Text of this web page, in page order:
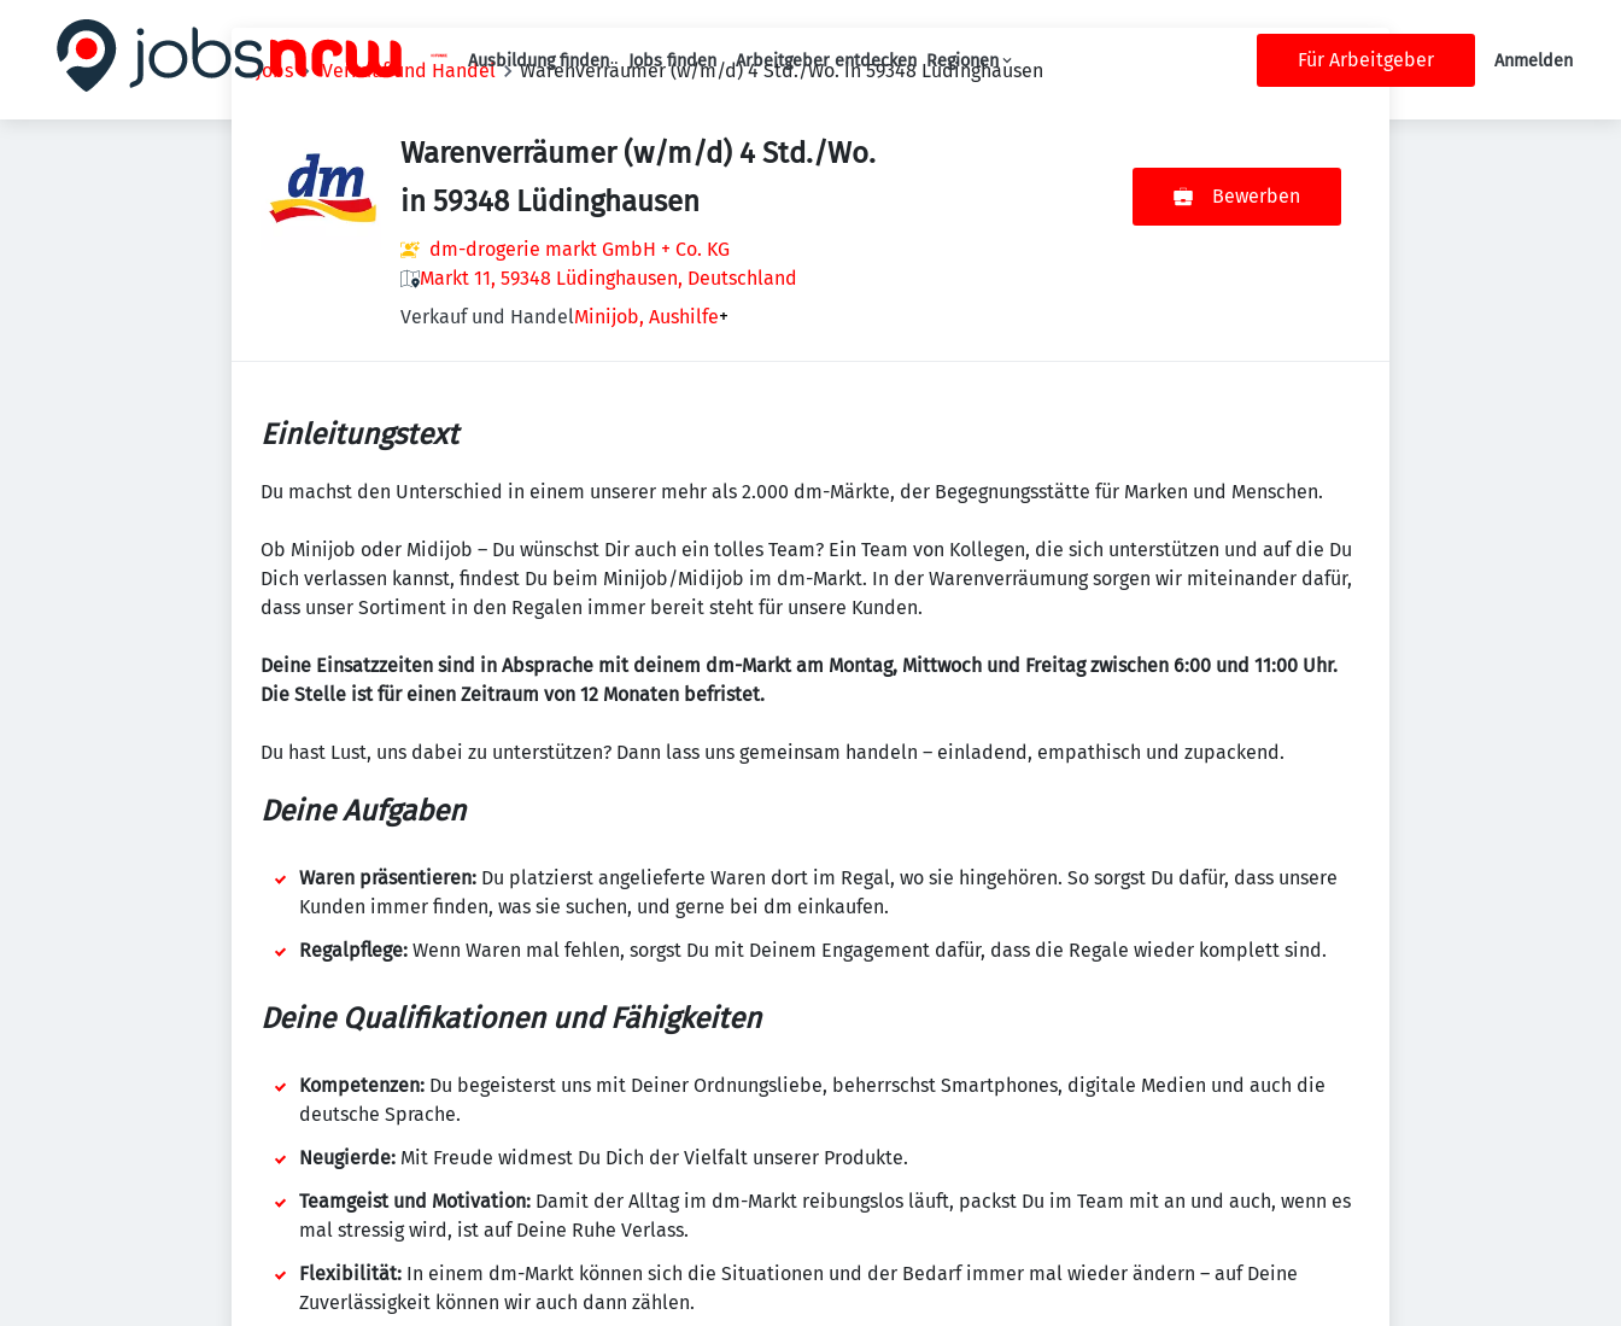
Haupt-Navigation
Ausbildung finden Jobs finden Arbeitgeber entdecken Regionen Für Arbeitgeber Anmelden
Jobs Verkauf und Handel Warenverräumer (w/m/d) 4 Std./Wo. in 59348 Lüdinghausen
Warenverräumer (w/m/d) 4 Std./Wo.
in 59348 Lüdinghausen
dm-drogerie markt GmbH + Co. KG
Markt 11, 59348 Lüdinghausen, Deutschland
Verkauf und HandelMinijob, Aushilfe+
Bewerben
Einleitungstext
Du machst den Unterschied in einem unserer mehr als 2.000 dm-Märkte, der Begegnungsstätte für Marken und Menschen.
Ob Minijob oder Midijob – Du wünschst Dir auch ein tolles Team? Ein Team von Kollegen, die sich unterstützen und auf die Du
Dich verlassen kannst, findest Du beim Minijob/Midijob im dm-Markt. In der Warenverräumung sorgen wir miteinander dafür,
dass unser Sortiment in den Regalen immer bereit steht für unsere Kunden.
Deine Einsatzzeiten sind in Absprache mit deinem dm-Markt am Montag, Mittwoch und Freitag zwischen 6:00 und 11:00 Uhr.
Die Stelle ist für einen Zeitraum von 12 Monaten befristet.
Du hast Lust, uns dabei zu unterstützen? Dann lass uns gemeinsam handeln – einladend, empathisch und zupackend.
Deine Aufgaben
Waren präsentieren: Du platzierst angelieferte Waren dort im Regal, wo sie hingehören. So sorgst Du dafür, dass unsere
Kunden immer finden, was sie suchen, und gerne bei dm einkaufen.
Regalpflege: Wenn Waren mal fehlen, sorgst Du mit Deinem Engagement dafür, dass die Regale wieder komplett sind.
Deine Qualifikationen und Fähigkeiten
Kompetenzen: Du begeisterst uns mit Deiner Ordnungsliebe, beherrschst Smartphones, digitale Medien und auch die
deutsche Sprache.
Neugierde: Mit Freude widmest Du Dich der Vielfalt unserer Produkte.
Teamgeist und Motivation: Damit der Alltag im dm-Markt reibungslos läuft, packst Du im Team mit an und auch, wenn es
mal stressig wird, ist auf Deine Ruhe Verlass.
Flexibilität: In einem dm-Markt können sich die Situationen und der Bedarf immer mal wieder ändern – auf Deine
Zuverlässigkeit können wir auch dann zählen.